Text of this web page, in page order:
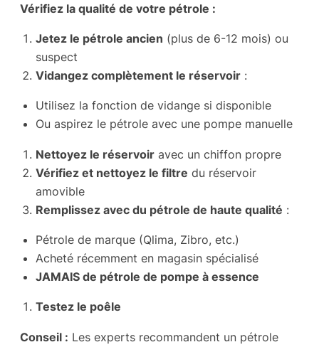
Vérifiez la qualité de votre pétrole :
Jetez le pétrole ancien (plus de 6-12 mois) ou
suspect
Vidangez complètement le réservoir :
Utilisez la fonction de vidange si disponible
Ou aspirez le pétrole avec une pompe manuelle
Nettoyez le réservoir avec un chiffon propre
Vérifiez et nettoyez le filtre du réservoir
amovible
Remplissez avec du pétrole de haute qualité :
Pétrole de marque (Qlima, Zibro, etc.)
Acheté récemment en magasin spécialisé
JAMAIS de pétrole de pompe à essence
Testez le poêle
Conseil : Les experts recommandent un pétrole